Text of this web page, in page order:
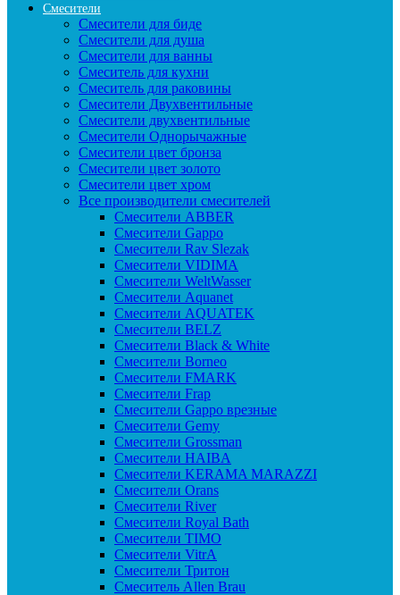
Смесители
Смесители для биде
Смесители для душа
Смесители для ванны
Смеситель для кухни
Смеситель для раковины
Смесители Двухвентильные
Смесители двухвентильные
Смесители Однорычажные
Смесители цвет бронза
Смесители цвет золото
Смесители цвет хром
Все производители смесителей
Cмесители ABBER
Cмесители Gappo
Cмесители Rav Slezak
Cмесители VIDIMA
Cмесители WeltWasser
Смесители Aquanet
Смесители AQUATEK
Смесители BELZ
Смесители Black & White
Смесители Borneo
Смесители FMARK
Смесители Frap
Смесители Gappo врезные
Смесители Gemy
Смесители Grossman
Смесители HAIBA
Смесители KERAMA MARAZZI
Смесители Orans
Смесители River
Смесители Royal Bath
Смесители TIMO
Смесители VitrA
Смесители Тритон
Смеситель Allen Brau